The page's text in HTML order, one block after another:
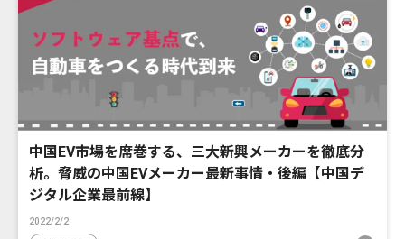
中国EV市場を席巻する、三大新興メーカーを徹底分
析。脅威の中国EVメーカー最新事情・後編【中国デ
ジタル企業最前線】
2022/2/2